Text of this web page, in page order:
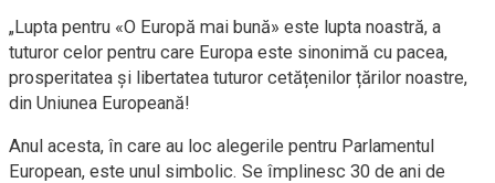
„Lupta pentru «O Europă mai bună» este lupta noastră, a
tuturor celor pentru care Europa este sinonimă cu pacea,
prosperitatea și libertatea tuturor cetățenilor țărilor noastre,
din Uniunea Europeană!
Anul acesta, în care au loc alegerile pentru Parlamentul
European, este unul simbolic. Se împlinesc 30 de ani de